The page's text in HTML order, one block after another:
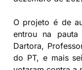
O projeto é de
entrou na
Dartora,
do PT, e mais